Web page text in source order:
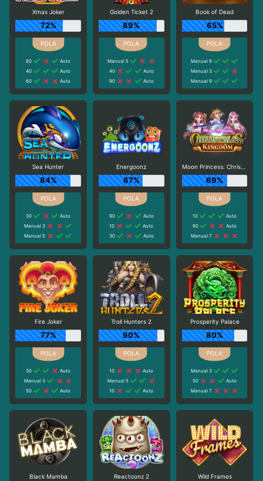
Xmas Joker
72%
80
Auto
40
Auto
60
Auto
Golden Ticket 2
89%
Manual 5
40
Auto
90
Auto
Book of Dead
65%
Manual 9
Manual 3
Manual 9
Sea Hunter
84%
30
Auto
Manual 3
Manual 5
Energoonz
67%
90
Auto
10
Auto
30
Auto
Moon Princess: Christmas Kingdom
69%
10
Auto
90
Auto
Manual 7
Fire Joker
77%
30
Auto
Manual 3
50
Auto
Troll Hunters 2
90%
10
Auto
Manual 5
10
Auto
Prosperity Palace
80%
Manual 3
50
Auto
Manual 7
Black Mamba Reactoonz 2 Wild Frames